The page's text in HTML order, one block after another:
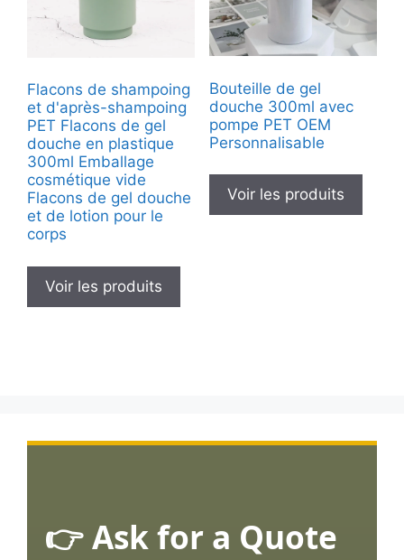
Flacons de shampoing
et d'après-shampoing
PET Flacons de gel
douche en plastique
300ml Emballage
cosmétique vide
Flacons de gel douche
et de lotion pour le
corps
Voir les produits
Bouteille de gel
douche 300ml avec
pompe PET OEM
Personnalisable
Voir les produits
👉 Ask for a Quote